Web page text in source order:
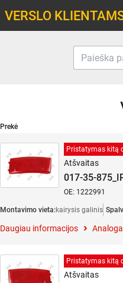
VERSLO
Prekė
Pristatymas kitą
Atšvaitas
017-35-
OE: 1222991
Montavimo vieta:kairysis galinis
Daugiau informacijos
Pristatymas kitą
Atšvaitas